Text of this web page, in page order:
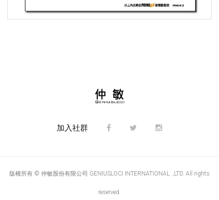
加入社群
版權所有 © 仲敏股份有限公司 GENIUSLOCI INTERNATIONAL .,LTD. All rights
reserved.